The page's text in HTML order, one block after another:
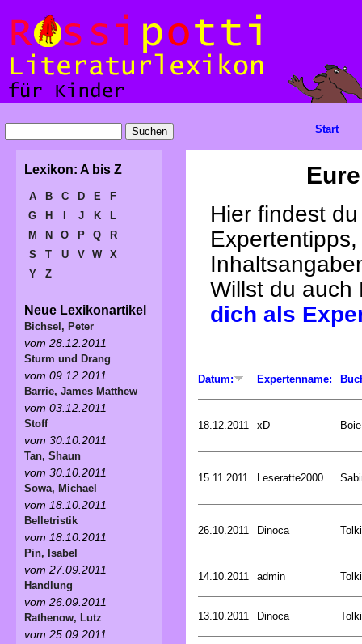
Hier findest
Willst du
dich als
Datum: Expertenname:
18.12.2011 xD
15.11.2011 Leseratte2000
26.10.2011 Dinoca
14.10.2011 admin
13.10.2011 Dinoca
Start
Lexikon: A bis Z
A B C D E
F
G
H J K
L
M
N O P Q
R
S
T U V W
X
Y
Z
Neue Lexikonartikel
Bichsel, Peter
vom 28.12.2011
Sturm und Drang
vom 09.12.2011
Barrie, James Matthew
vom 03.12.2011
Stoff
vom 30.10.2011
Tan, Shaun
vom 30.10.2011
Sowa, Michael
vom 18.10.2011
Belletristik
vom 18.10.2011
Pin, Isabel
vom 27.09.2011
Handlung
vom 26.09.2011
Rathenow, Lutz
vom 25.09.2011